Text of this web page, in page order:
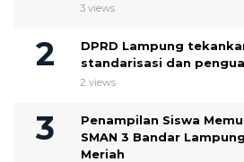
3 views
DPRD Lampung
standarisasi dan
2 views
Penampilan Siswa
SMAN 3 Bandar
Meriah